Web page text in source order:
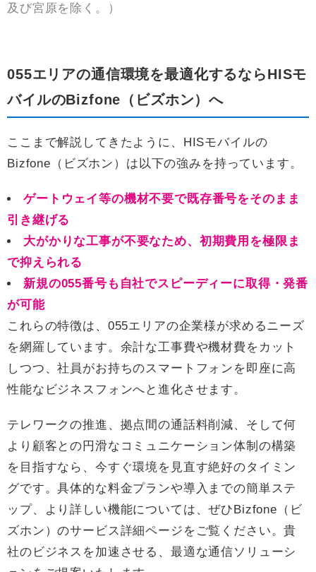
及び宮原を除く。）
055エリアの通信環境を最適化するならHISモ
バイルのBizfone（ビズホン）へ
ここまで解説してきたように、HISモバイルの
Bizfone（ビズホン）は以下の強みを持っています。
ゲートウェイ等の機材不要で既存番号をそのまま
引き継げる
大がかりな工事が不要なため、初期費用を極限ま
で抑えられる
新規の055番号も自社でスピーディーに取得・発番
が可能
これらの特徴は、055エリアの企業様が求めるニーズ
を網羅しています。余計な工事費や機材費をカット
しつつ、社員がお持ちのスマートフォンを即座に高
性能なビジネスフォンへと進化させます。
テレワークの推進、拠点間の通話料削減、そして何
より顧客との円滑なコミュニケーション体制の構築
を目指すなら、今すぐ環境を見直す絶好のタイミン
グです。具体的な料金プランや導入までの簡単ステ
ップ、より詳しい機能については、ぜひBizfone（ビ
ズホン）のサービス詳細ページをご覧ください。貴
社のビジネスを加速させる、最適な通信ソリューシ